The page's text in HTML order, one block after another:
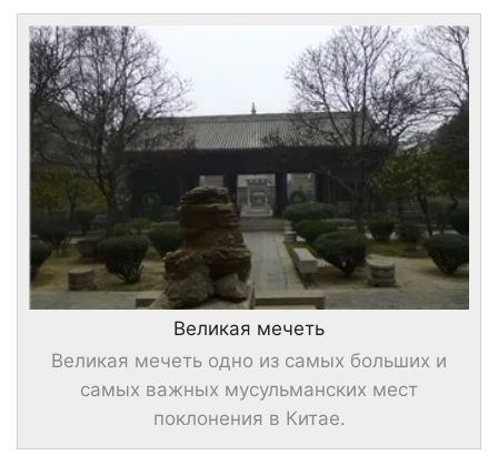
Великая мечеть
Великая мечеть одно из самых больших и
самых важных мусульманских мест
поклонения в Китае.